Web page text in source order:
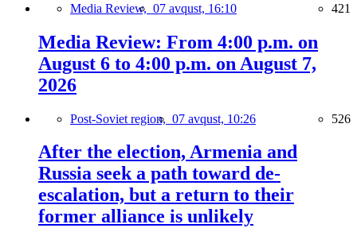
Media Review, 07 avqust, 16:10 421
Media Review: From 4:00 p.m. on
August 6 to 4:00 p.m. on August 7,
2026
Post-Soviet region, 07 avqust, 10:26 526
After the election, Armenia and
Russia seek a path toward de-
escalation, but a return to their
former alliance is unlikely